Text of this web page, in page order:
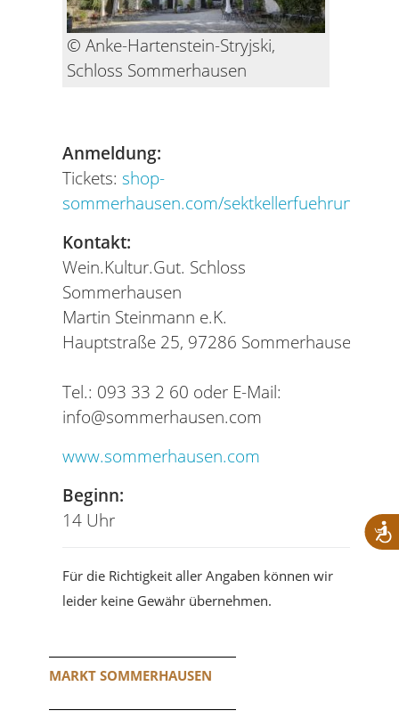
© Anke-Hartenstein-Stryjski,
Schloss Sommerhausen
Anmeldung:
Tickets: shop-
sommerhausen.com/sektkellerfuehrung
Kontakt:
Wein.Kultur.Gut. Schloss
Sommerhausen
Martin Steinmann e.K.
‍Hauptstraße 25, 97286 Sommerhausen
Tel.: 093 33 2 60 oder E-Mail:
info@sommerhausen.com
www.sommerhausen.com
Beginn:
14 Uhr
Für die Richtigkeit aller Angaben können wir
leider keine Gewähr übernehmen.
MARKT SOMMERHAUSEN